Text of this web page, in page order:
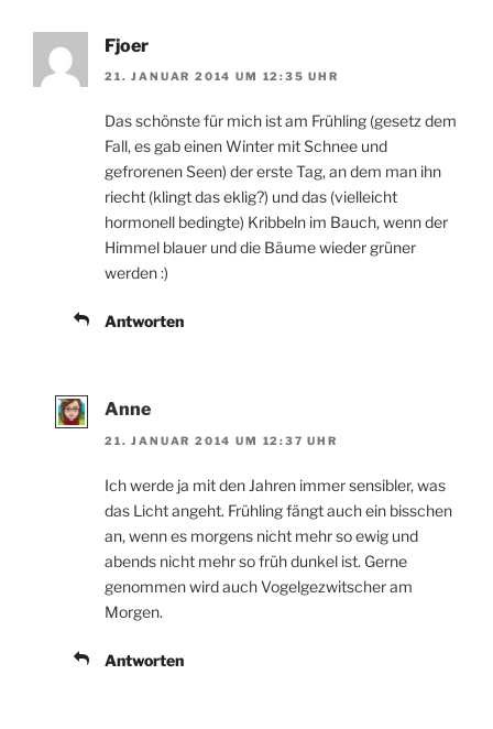
Fjoer
21. JANUAR 2014 UM 12:35 UHR
Das schönste für mich ist am Frühling (gesetz dem
Fall, es gab einen Winter mit Schnee und
gefrorenen Seen) der erste Tag, an dem man ihn
riecht (klingt das eklig?) und das (vielleicht
hormonell bedingte) Kribbeln im Bauch, wenn der
Himmel blauer und die Bäume wieder grüner
werden :)
Antworten
Anne
21. JANUAR 2014 UM 12:37 UHR
Ich werde ja mit den Jahren immer sensibler, was
das Licht angeht. Frühling fängt auch ein bisschen
an, wenn es morgens nicht mehr so ewig und
abends nicht mehr so früh dunkel ist. Gerne
genommen wird auch Vogelgezwitscher am
Morgen.
Antworten